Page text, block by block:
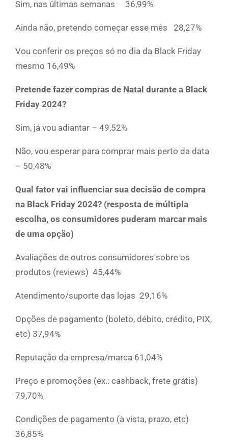
Sim, nas últimas semanas 36,99%
Ainda não, pretendo começar esse mês 28,27%
Vou conferir os preços só no dia da Black Friday
mesmo 16,49%
Pretende fazer compras de Natal durante a Black
Friday 2024?
Sim, já vou adiantar – 49,52%
Não, vou esperar para comprar mais perto da data
– 50,48%
Qual fator vai influenciar sua decisão de compra
na Black Friday 2024? (resposta de múltipla
escolha, os consumidores puderam marcar mais
de uma opção)
Avaliações de outros consumidores sobre os
produtos (reviews) 45,44%
Atendimento/suporte das lojas 29,16%
Opções de pagamento (boleto, débito, crédito, PIX,
etc) 37,94%
Reputação da empresa/marca 61,04%
Preço e promoções (ex.: cashback, frete grátis)
79,70%
Condições de pagamento (à vista, prazo, etc)
36,85%